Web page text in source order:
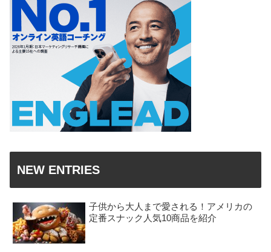
NEW ENTRIES
子供から大人まで愛される！アメリカの
定番スナック人気10商品を紹介